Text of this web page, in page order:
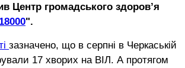
Центр громадського здоров’я
18000".
зазначено, що в серпні в Черкаській
17 хворих на ВІЛ. А протягом